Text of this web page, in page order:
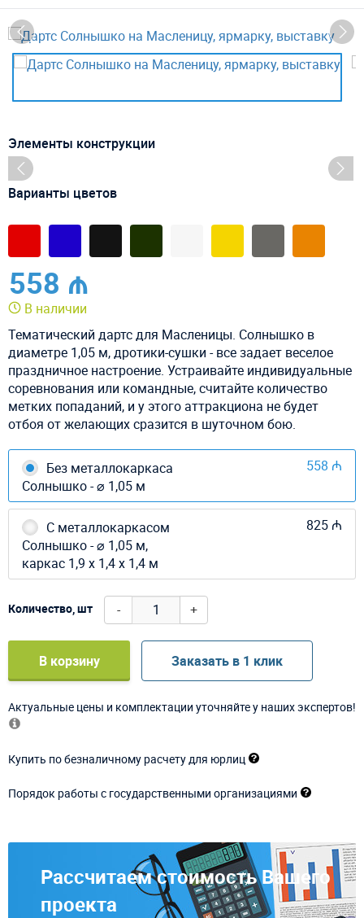
Элементы конструкции
Варианты цветов
558 ₼
В наличии
Тематический дартс для Масленицы. Солнышко в
диаметре 1,05 м, дротики-сушки - все задает веселое
праздничное настроение. Устраивайте индивидуальные
соревнования или командные, считайте количество
метких попаданий, и у этого аттракциона не будет
отбоя от желающих сразится в шуточном бою.
Без металлокаркаса
Солнышко - ⌀ 1,05 м
558 ₼
С металлокаркасом
Солнышко - ⌀ 1,05 м,
каркас 1,9 х 1,4 х 1,4 м
825 ₼
Количество, шт - +
В корзину Заказать в 1 клик
Актуальные цены и комплектации уточняйте у наших экспертов!
Купить по безналичному расчету для юрлиц
Порядок работы с государственными организациями
Рассчитаем стоимость Вашего
проекта